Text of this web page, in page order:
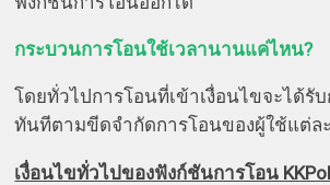
กระบวนการโอนใช้เวลานานแค่ไหน?
โดยทั่วไปการโอนที่เข้าเงื่อนไขจะได้รั
ทันทีตามขีดจำกัดการโอนของผู้ใช้แต่ล
เงื่อนไขทั่วไปของฟังก์ชันการโอน